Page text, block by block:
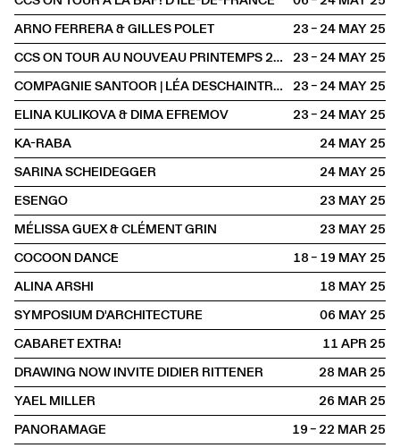
ARNO FERRERA & GILLES POLET
23 – 24 MAY2025
CCS ON TOUR AU NOUVEAU PRINTEMPS 2025
23 – 24 MAY2025
COMPAGNIE SANTOOR | LÉA DESCHAINTRES & ILARIO SANTORO
23 – 24 MAY2025
ELINA KULIKOVA & DIMA EFREMOV
23 – 24 MAY2025
KA-RABA
24 MAY2025
SARINA SCHEIDEGGER
24 MAY2025
ESENGO
23 MAY2025
MÉLISSA GUEX & CLÉMENT GRIN
23 MAY2025
COCOON DANCE
18 – 19 MAY2025
ALINA ARSHI
18 MAY2025
SYMPOSIUM D'ARCHITECTURE
06 MAY2025
CABARET EXTRA!
11 APR2025
DRAWING NOW INVITE DIDIER RITTENER
28 MAR2025
YAEL MILLER
26 MAR2025
PANORAMAGE
19 – 22 MAR2025